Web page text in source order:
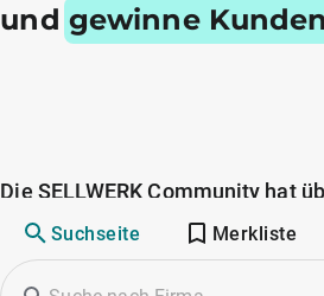
und gewinne Kunden
Die SELLWERK Community hat
Suchseite Merkliste